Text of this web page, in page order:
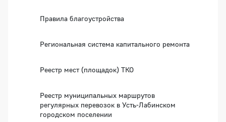
Правила благоустройства
Региональная система капитального ремонта
Реестр мест (площадок) ТКО
Реестр муниципальных маршрутов
регулярных перевозок в Усть-Лабинском
городском поселении